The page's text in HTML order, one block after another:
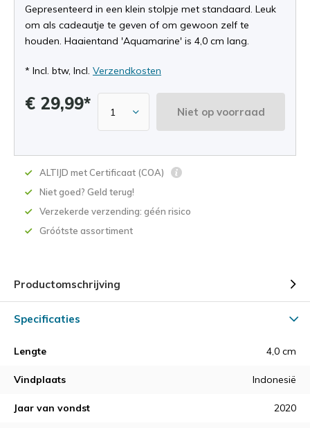
Gepresenteerd in een klein stolpje met standaard. Leuk
om als cadeautje te geven of om gewoon zelf te
houden. Haaientand 'Aquamarine' is 4,0 cm lang.
* Incl. btw, Incl. Verzendkosten
€ 29,99* Niet op voorraad
ALTIJD met Certificaat (COA)
Niet goed? Geld terug!
Verzekerde verzending: géén risico
Gróótste assortiment
Productomschrijving
Specificaties
Lengte 4,0 cm
Vindplaats Indonesië
Jaar van vondst 2020